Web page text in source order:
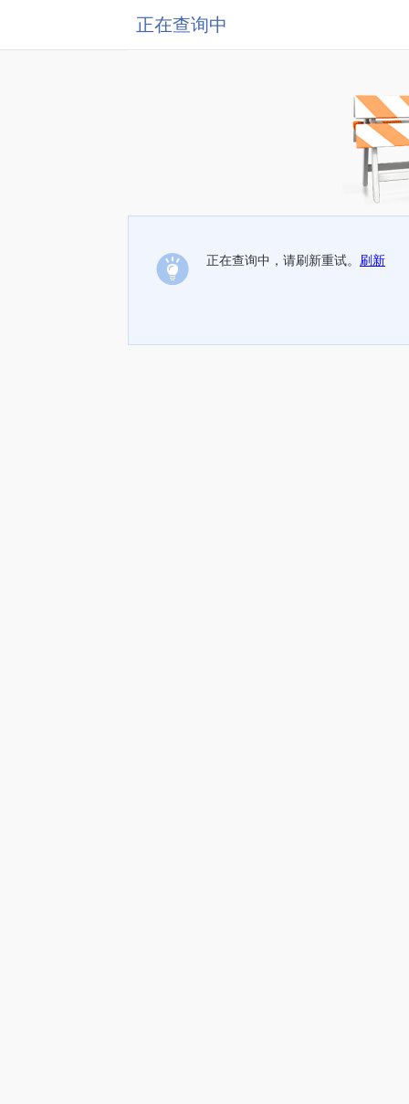
正在查询中
正在查询中，请刷新重试。 刷新